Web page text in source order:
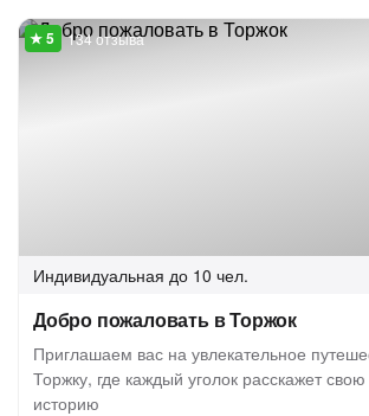
134 отзыва
Индивидуальная до 10 чел.
Добро пожаловать в Торжок
Приглашаем вас на увлекательное
Торжку, где каждый уголок расскажет
историю